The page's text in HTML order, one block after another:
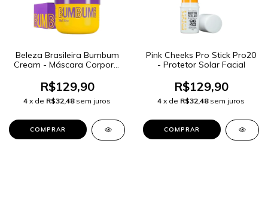
Beleza Brasileira Bumbum
Cream - Máscara Corporal
R$129,90
4 x de R$32,48 sem juros
Pink Cheeks Pro Stick Pro20
- Protetor Solar Facial
R$129,90
4 x de R$32,48 sem juros